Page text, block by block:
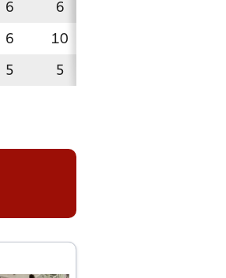
6 6
6 10
5 5